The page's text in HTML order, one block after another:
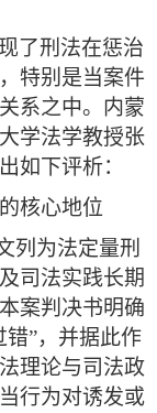
了刑法在惩治
特别是当案件
系之中。内蒙
学法学教授张
如下评析：
核心地位
列为法定量刑
司法实践长期
案判决书明确
”，并据此作
理论与司法政
行为对诱发或